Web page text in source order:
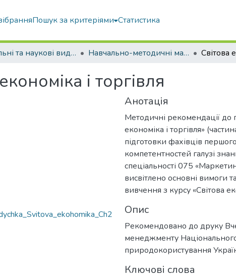
Пошук за критеріями Статистика
Навчальні та наукові видання Навчально-методичні матеріали
і торгівля
Анотація
Методичні рекомендації до
економіка і торгівля»
підготовки фахівців
компетентностей галузі
спеціальності 075
висвітлено основні вимоги
вивчення з курсу «Світова
Опис
Рекомендовано до друку
менеджменту Національного
природокористування
Ключові слова